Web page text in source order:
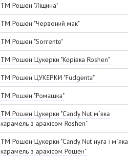
ТМ Рошен "Ліщина"
ТМ Рошен "Червоний мак"
ТМ Рошен "Sorrento"
ТМ Рошен Цукерки "Корівка Roshen"
ТМ Рошен ЦУКЕРКИ "Fudgenta"
ТМ Рошен "Ромашка"
ТМ Рошен Цукерки "Candy Nut м´яка
карамель з арахісом Roshen"
ТМ Рошен Цукерки "Candy Nut нуга і м´яка
карамель з арахісом Рошен"